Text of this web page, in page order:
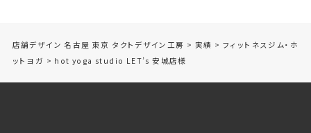
店舗デザイン 名古屋 東京 タクトデザイン工房 > 実績 > フィットネスジム・ホ
ットヨガ > hot yoga studio LET’s 安城店様